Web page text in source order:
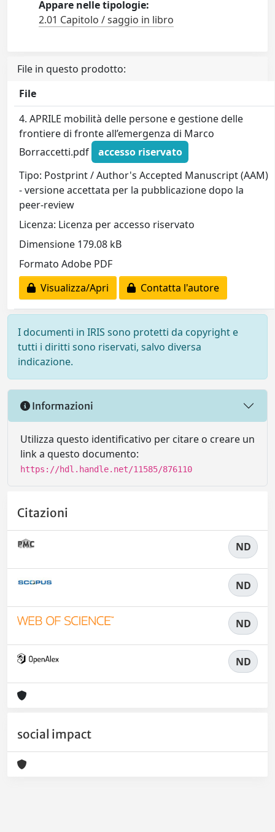
Appare nelle tipologie:
2.01 Capitolo / saggio in libro
File in questo prodotto:
File
4. APRILE mobilità delle persone e gestione delle
frontiere di fronte all’emergenza di Marco
Borraccetti.pdf
accesso riservato
Tipo: Postprint / Author's Accepted Manuscript (AAM)
- versione accettata per la pubblicazione dopo la
peer-review
Licenza: Licenza per accesso riservato
Dimensione 179.08 kB
Formato Adobe PDF
Visualizza/Apri
Contatta l'autore
I documenti in IRIS sono protetti da copyright e
tutti i diritti sono riservati, salvo diversa
indicazione.
Informazioni
Utilizza questo identificativo per citare o creare un
link a questo documento:
https://hdl.handle.net/11585/876110
Citazioni
ND
ND
ND
ND
social impact